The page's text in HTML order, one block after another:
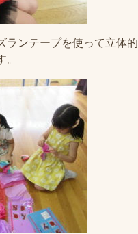
ランテープを使って立体的